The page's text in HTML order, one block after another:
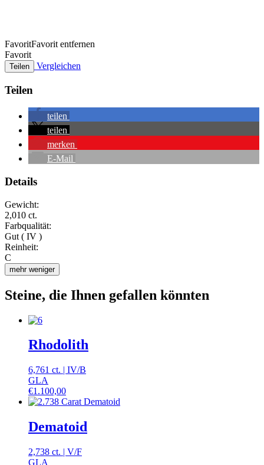
FavoritFavorit entfernen
Favorit
Teilen Vergleichen
Teilen
teilen
teilen
merken
E-Mail
Details
Gewicht:
2,010 ct.
Farbqualität:
Gut ( IV )
Reinheit:
C
mehr weniger
Steine, die Ihnen gefallen könnten
Rhodolith
6,761 ct. | IV/B
GLA
€1.100,00
Dematoid
2,738 ct. | V/F
GLA